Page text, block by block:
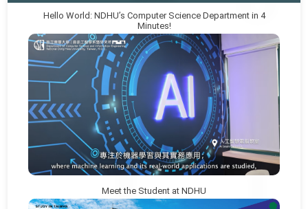
Hello World: NDHU’s Computer Science Department in 4
Minutes!
Meet the Student at NDHU